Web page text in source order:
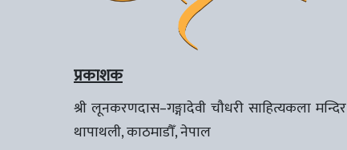
प्रकाशक
श्री लूनकरणदास–गङ्गादेवी चौधरी साहित्यकला मन्दिर
थापाथली, काठमाडौँ, नेपाल